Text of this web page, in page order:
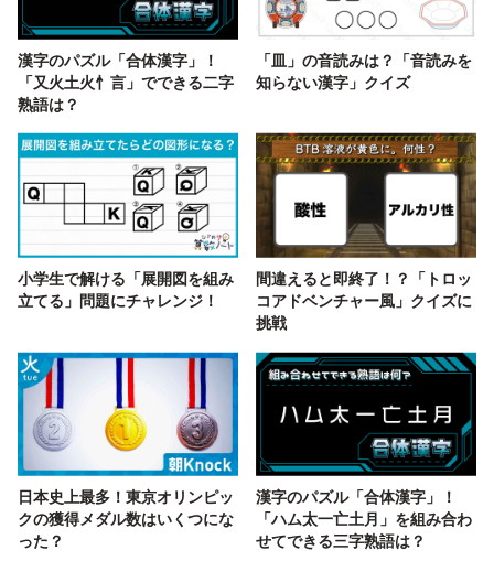
漢字のパズル「合体漢字」！
「又火土火忄言」でできる二字
熟語は？
「皿」の音読みは？「音読みを
知らない漢字」クイズ
小学生で解ける「展開図を組み
立てる」問題にチャレンジ！
間違えると即終了！？「トロッ
コアドベンチャー風」クイズに
挑戦
日本史上最多！東京オリンピッ
クの獲得メダル数はいくつにな
った？
漢字のパズル「合体漢字」！
「ハム太一亡土月」を組み合わ
せてできる三字熟語は？